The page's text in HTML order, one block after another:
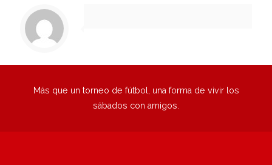
Más que un torneo de fútbol, una forma de vivir los
sábados con amigos.